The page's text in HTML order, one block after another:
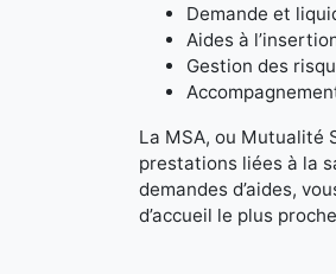
Demande et
Aides à
Gestion des
La MSA, ou Mutualité
prestations liées à la
demandes d’aides,
d’accueil le plus